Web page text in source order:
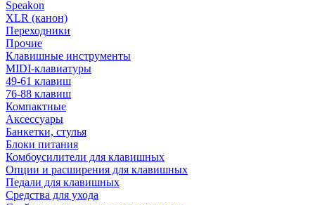
Speakon
XLR (канон)
Переходники
Прочие
Клавишные инструменты
MIDI-клавиатуры
49-61 клавиш
76-88 клавиш
Компактные
Аксессуары
Банкетки, стулья
Блоки питания
Комбоусилители для клавишных
Опции и расширения для клавишных
Педали для клавишных
Средства для ухода